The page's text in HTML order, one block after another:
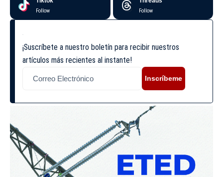
Follow Follow
¡Suscríbete a nuestro boletín para recibir nuestros
artículos más recientes al instante!
Inscríbeme